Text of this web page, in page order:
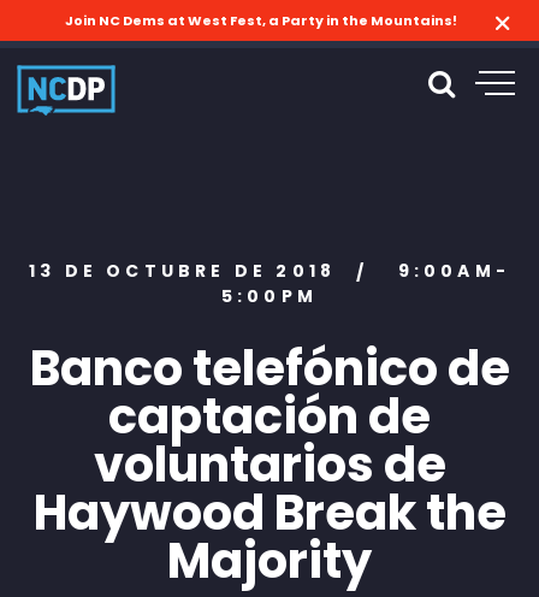
Join NC Dems at West Fest, a Party in the Mountains!
13 DE OCTUBRE DE 2018 /
9:00AM-
5:00PM
Banco telefónico de
captación de
voluntarios de
Haywood Break the
Majority